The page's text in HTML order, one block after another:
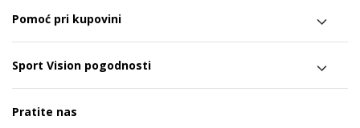
Pomoć pri kupovini
Sport Vision pogodnosti
Pratite nas